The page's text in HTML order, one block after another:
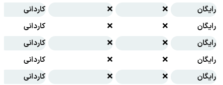
رایگان
❌
❌
کاردانی
رایگان
❌
❌
کاردانی
رایگان
❌
❌
کاردانی
رایگان
❌
❌
کاردانی
رایگان
❌
❌
کاردانی